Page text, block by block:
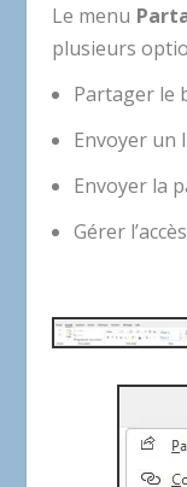
Le menu
plusieurs
Partager le
Envoyer un
Envoyer la
Gérer l’accès